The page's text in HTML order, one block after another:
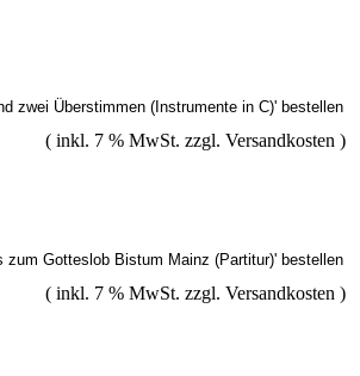
( inkl. 7 % MwSt. zzgl. Versandkosten )
( inkl. 7 % MwSt. zzgl. Versandkosten )